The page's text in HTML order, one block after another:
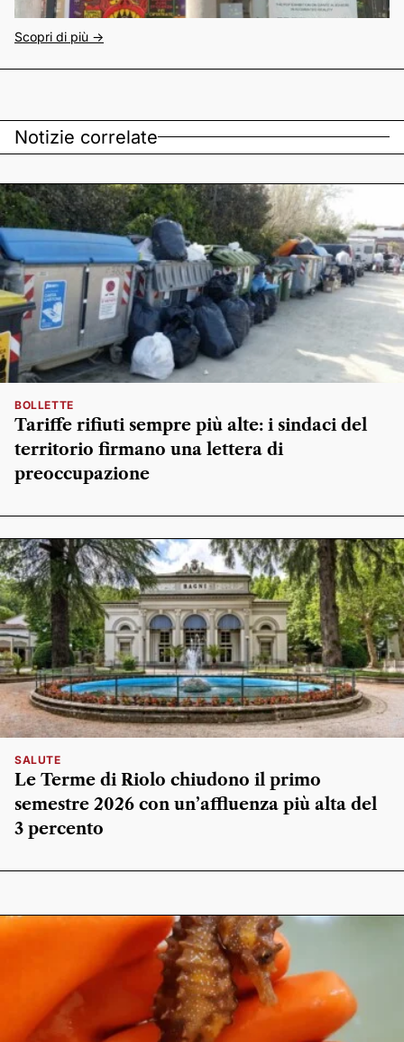
Scopri di più ->
Notizie correlate
BOLLETTE
Tariffe rifiuti sempre più alte: i sindaci del
territorio firmano una lettera di
preoccupazione
SALUTE
Le Terme di Riolo chiudono il primo
semestre 2026 con un’affluenza più alta del
3 percento